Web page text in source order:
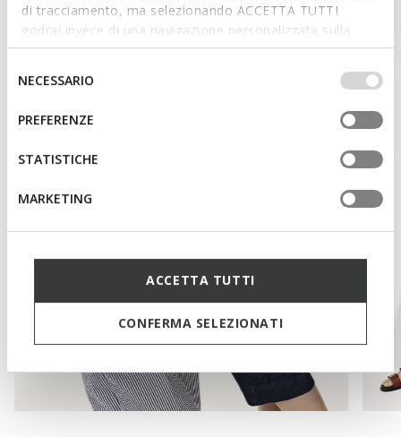
di tracciamento, ma selezionando ACCETTA TUTTI
godrai invece di una navigazione personalizzata sulla
base dei tuoi gusti ed interessi. Selezionando
IMPOSTAZIONI potrai anche scegliere quali cookies ed
altri strumenti di tracciamento autorizzare. Per maggiori
informazioni o per modificare in qualsiasi momento le
tue impostazioni, visita la nostra
del
consenso
NECESSARIO
PREFERENZE
STATISTICHE
MARKETING
ACCETTA TUTTI
CONFERMA SELEZIONATI